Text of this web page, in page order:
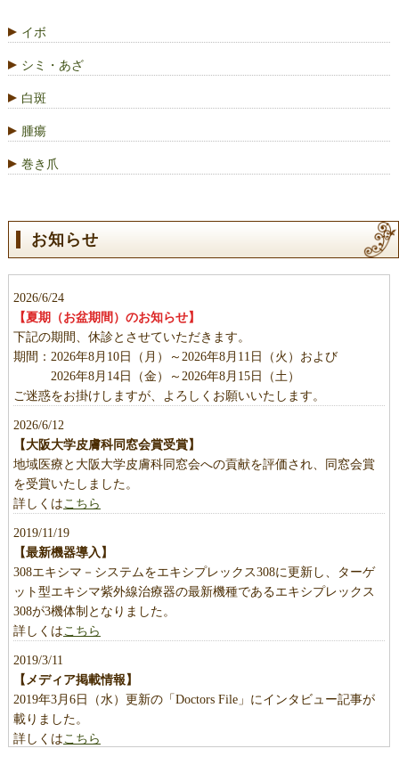
イボ
シミ・あざ
白斑
腫瘍
巻き爪
お知らせ
2026/6/24
【夏期（お盆期間）のお知らせ】
下記の期間、休診とさせていただきます。
期間：2026年8月10日（月）～2026年8月11日（火）および
2026年8月14日（金）～2026年8月15日（土）
ご迷惑をお掛けしますが、よろしくお願いいたします。
2026/6/12
【大阪大学皮膚科同窓会賞受賞】
地域医療と大阪大学皮膚科同窓会への貢献を評価され、同窓会賞
を受賞いたしました。
詳しくはこちら
2019/11/19
【最新機器導入】
308エキシマ－システムをエキシプレックス308に更新し、ターゲ
ット型エキシマ紫外線治療器の最新機種であるエキシプレックス
308が3機体制となりました。
詳しくはこちら
2019/3/11
【メディア掲載情報】
2019年3月6日（水）更新の「Doctors File」にインタビュー記事が
載りました。
詳しくはこちら